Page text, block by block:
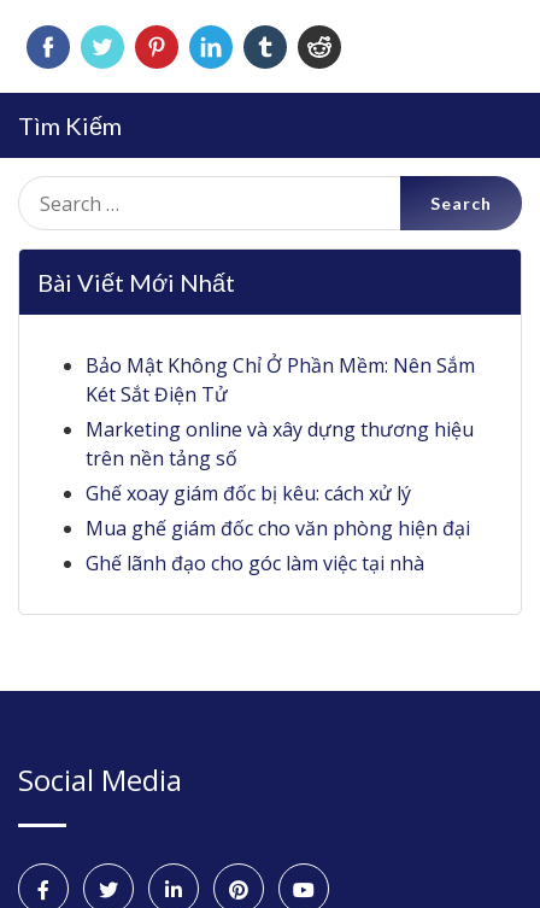
Tìm Kiếm
Search
for:
Bài Viết Mới Nhất
Bảo Mật Không Chỉ Ở Phần Mềm: Nên Sắm
Két Sắt Điện Tử
Marketing online và xây dựng thương hiệu
trên nền tảng số
Ghế xoay giám đốc bị kêu: cách xử lý
Mua ghế giám đốc cho văn phòng hiện đại
Ghế lãnh đạo cho góc làm việc tại nhà
Social Media